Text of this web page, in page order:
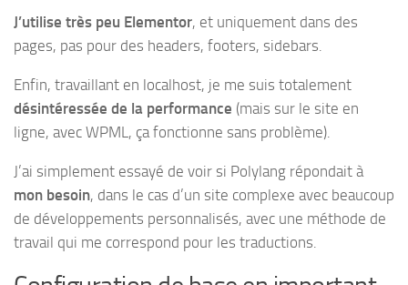
J’utilise très peu Elementor, et uniquement dans des
pages, pas pour des headers, footers, sidebars.
Enfin, travaillant en localhost, je me suis totalement
désintéressée de la performance (mais sur le site en
ligne, avec WPML, ça fonctionne sans problème).
J’ai simplement essayé de voir si Polylang répondait à
mon besoin, dans le cas d’un site complexe avec beaucoup
de développements personnalisés, avec une méthode de
travail qui me correspond pour les traductions.